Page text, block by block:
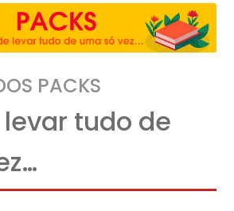
PACKS
tudo de